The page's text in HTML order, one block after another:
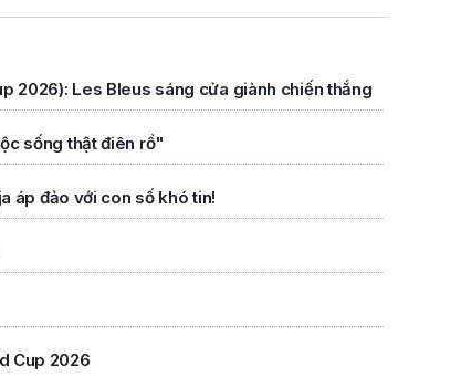
2026): Les Bleus sáng cửa giành chiến thắng
sống thật điên rồ"
áp đảo với con số khó tin!
Cup 2026